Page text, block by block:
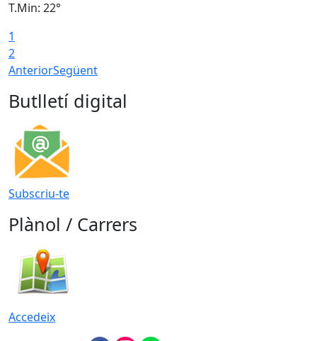
T.Min: 22°
1
2
AnteriorSegüent
Butlletí digital
Subscriu-te
Plànol / Carrers
Accedeix